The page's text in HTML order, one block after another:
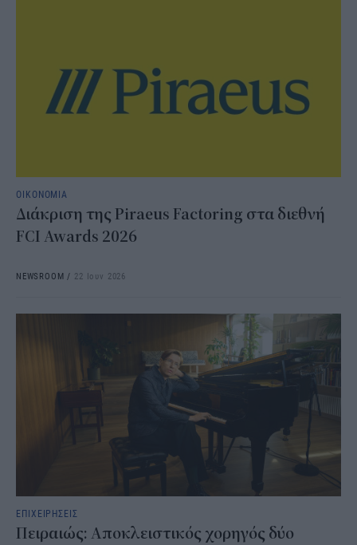
ΟΙΚΟΝΟΜΙΑ
Διάκριση της Piraeus Factoring στα διεθνή
FCI Awards 2026
NEWSROOM / 22 Ιουν 2026
ΕΠΙΧΕΙΡΗΣΕΙΣ
Πειραιώς: Αποκλειστικός χορηγός δύο